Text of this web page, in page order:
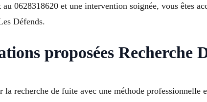
0628318620 et une intervention soignée, vous êtes
Défends.
proposées Recherche
recherche de fuite avec une méthode professionnelle